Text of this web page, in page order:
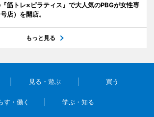
筋トレ×ピラティス』で大人気のPBGが女性専
店）を開店。
もっと見る
見る・遊ぶ 買う
す・働く 学ぶ・知る